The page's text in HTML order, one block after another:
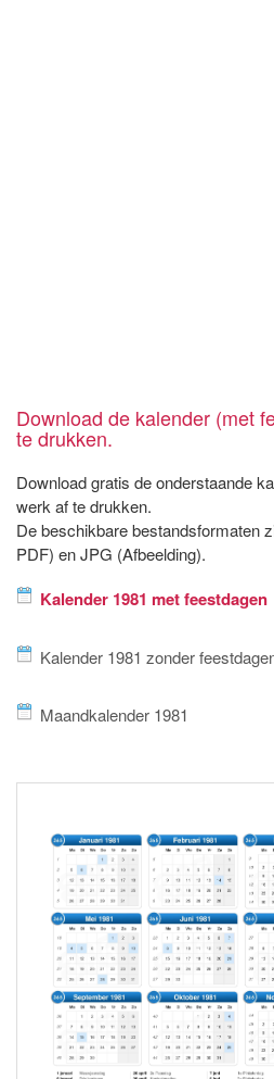
Download de kalender (met
te drukken.
Download gratis de onderstaande
werk af te drukken.
De beschikbare bestandsformaten
PDF) en JPG (Afbeelding).
Kalender 1981 met feestdagen
Kalender 1981 zonder
Maandkalender 1981